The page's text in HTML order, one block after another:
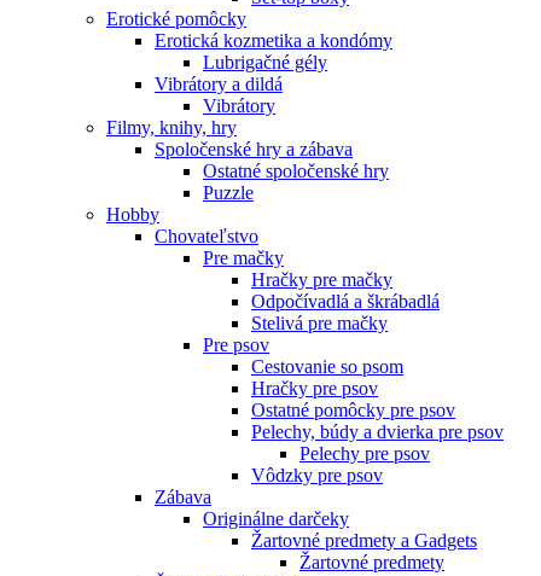
Erotické pomôcky
Erotická kozmetika a kondómy
Lubrigačné gély
Vibrátory a dildá
Vibrátory
Filmy, knihy, hry
Spoločenské hry a zábava
Ostatné spoločenské hry
Puzzle
Hobby
Chovateľstvo
Pre mačky
Hračky pre mačky
Odpočívadlá a škrábadlá
Stelivá pre mačky
Pre psov
Cestovanie so psom
Hračky pre psov
Ostatné pomôcky pre psov
Pelechy, búdy a dvierka pre psov
Pelechy pre psov
Vôdzky pre psov
Zábava
Originálne darčeky
Žartovné predmety a Gadgets
Žartovné predmety